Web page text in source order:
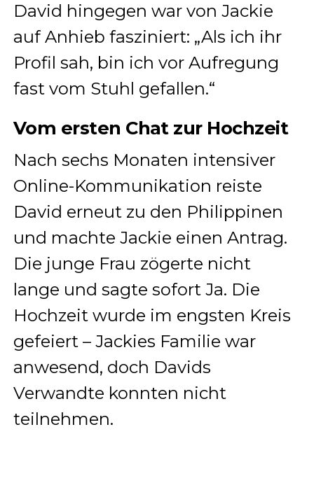
David hingegen war von Jackie
auf Anhieb fasziniert: „Als ich ihr
Profil sah, bin ich vor Aufregung
fast vom Stuhl gefallen.“
Vom ersten Chat zur Hochzeit
Nach sechs Monaten intensiver
Online-Kommunikation reiste
David erneut zu den Philippinen
und machte Jackie einen Antrag.
Die junge Frau zögerte nicht
lange und sagte sofort Ja. Die
Hochzeit wurde im engsten Kreis
gefeiert – Jackies Familie war
anwesend, doch Davids
Verwandte konnten nicht
teilnehmen.